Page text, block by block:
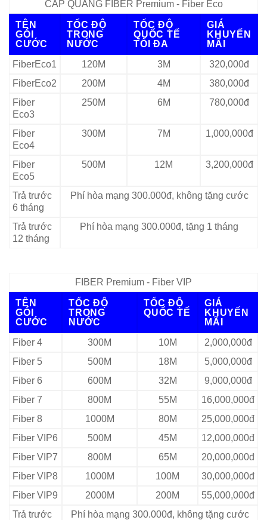
CÁP QUANG FIBER Premium - Fiber Eco
TÊN
GÓI
CƯỚC
TỐC ĐỘ
TRONG
NƯỚC
TỐC ĐỘ
QUỐC TẾ
TỐI ĐA
GIÁ
KHUYẾN
MÃI
FiberEco1
120M 3M
320,000đ
FiberEco2
200M 4M
380,000đ
Fiber
Eco3
250M 6M 780,000đ
Fiber
Eco4
300M 7M 1,000,000đ
Fiber
Eco5
500M 12M 3,200,000đ
Trả trước
6 tháng
Phí hòa mạng 300.000đ, không tặng cước
Trả trước
12 tháng
Phí hòa mạng 300.000đ, tặng 1 tháng
FIBER Premium - Fiber VIP
TÊN
GÓI
CƯỚC
TỐC ĐỘ
TRONG
NƯỚC
TỐC ĐỘ
QUỐC TẾ
GIÁ
KHUYẾN
MÃI
Fiber 4
300M 10M
2,000,000đ
Fiber 5
500M 18M
5,000,000đ
Fiber 6
600M 32M
9,000,000đ
Fiber 7
800M 55M
16,000,000đ
Fiber 8
1000M 80M
25,000,000đ
Fiber VIP6
500M 45M
12,000,000đ
Fiber VIP7
800M 65M
20,000,000đ
Fiber VIP8
1000M 100M
30,000,000đ
Fiber VIP9
2000M 200M
55,000,000đ
Trả trước
Phí hòa mạng 300.000đ, không tặng cước